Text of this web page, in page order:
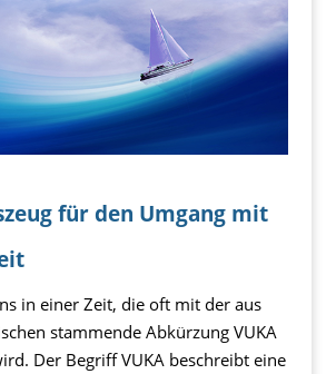
für den Umgang mit
in einer Zeit, die oft mit der aus
stammende Abkürzung VUKA
Der Begriff VUKA beschreibt eine